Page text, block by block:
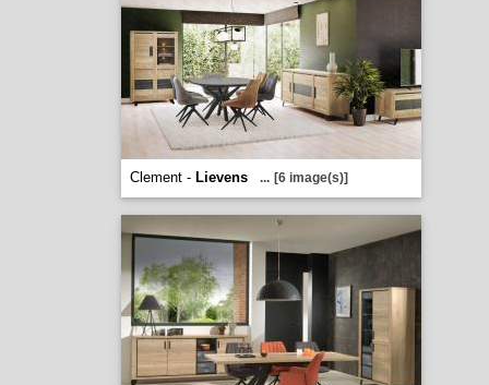
Clement - Lievens ... [6 image(s)]